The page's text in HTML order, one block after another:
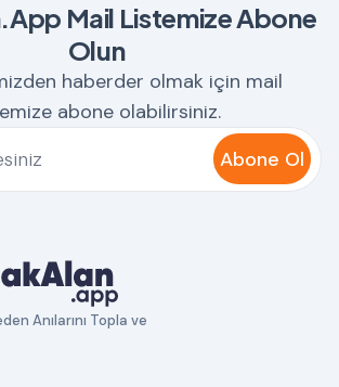
Mail Listemize Abone
Olun
haberder olmak için mail
abone olabilirsiniz.
Abone Ol
Anılarını Topla ve